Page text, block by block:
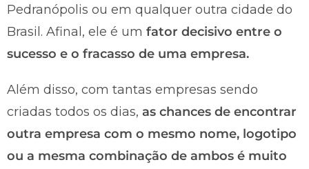
Pedranópolis ou em qualquer outra cidade do
Brasil. Afinal, ele é um fator decisivo entre o
sucesso e o fracasso de uma empresa.
Além disso, com tantas empresas sendo
criadas todos os dias, as chances de encontrar
outra empresa com o mesmo nome, logotipo
ou a mesma combinação de ambos é muito